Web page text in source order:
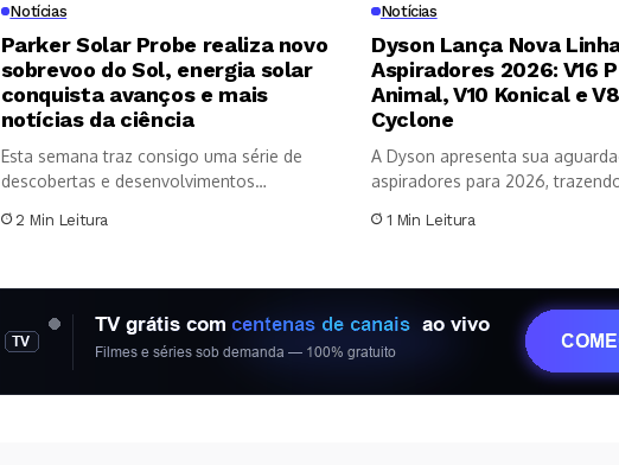
Notícias
Parker Solar Probe realiza novo
sobrevoo do Sol, energia solar
conquista avanços e mais
notícias da ciência
Esta semana traz consigo uma série de
descobertas e desenvolvimentos
2 Min Leitura
Notícias
Dyson Lança Nova
Aspiradores 2026: V16
Animal, V10 Konical e V8
Cyclone
A Dyson apresenta sua
aspiradores para 2026,
1 Min Leitura